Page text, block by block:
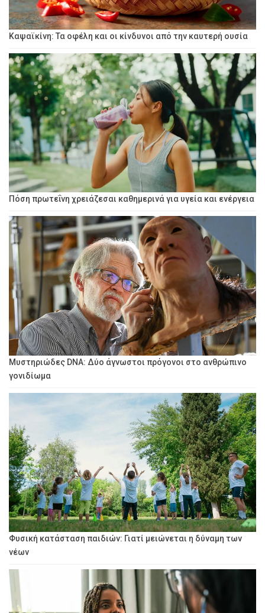
Καψαϊκίνη: Τα οφέλη και οι κίνδυνοι από την καυτερή ουσία
Πόση πρωτεΐνη χρειάζεσαι καθημερινά για υγεία και ενέργεια
Μυστηριώδες DNA: Δύο άγνωστοι πρόγονοι στο ανθρώπινο
γονιδίωμα
Φυσική κατάσταση παιδιών: Γιατί μειώνεται η δύναμη των
νέων